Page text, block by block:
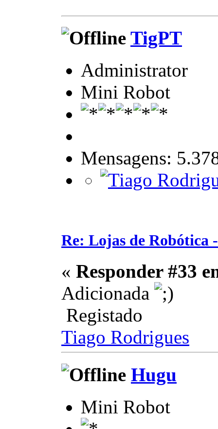
TigPT
Administrator
Mini Robot
Mensagens:
Re: Lojas de Robótica
« Responder #33
Adicionada
Registado
Tiago Rodrigues
Hugu
Mini Robot